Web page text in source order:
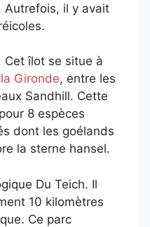
Autrefois, il y avait
Cet îlot se situe à
la Gironde, entre les
Sandhill. Cette
8 espèces
dont les goélands
la sterne hansel.
Du Teich. Il
10 kilomètres
Ce parc